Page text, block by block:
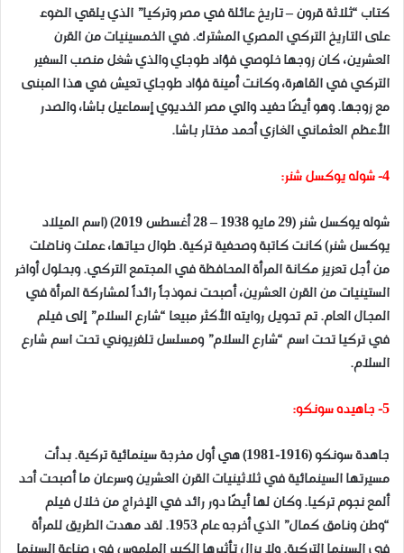
كتاب “ثلاثة قرون – تاريخ عائلة في مصر وتركيا” الذي يلقي الضوء
على التاريخ التركي المصري المشترك. في الخمسينيات من القرن
العشرين، كان زوجها خلوصي فؤاد طوجاي والذي شغل منصب السفير
التركي في القاهرة، وكانت أمينة فؤاد طوجاي تعيش في هذا المبنى
مع زوجها. وهو أيضًا حفيد والي مصر الخديوي إسماعيل باشا، والصدر
الأعظم العثماني الغازي أحمد مختار باشا.
4- شوله يوكسل شنر:
شوله يوكسل شنر (29 مايو 1938 – 28 أغسطس 2019) (اسم الميلاد
يوكسل شنر) كانت كاتبة وصحفية تركية. طوال حياتها، عملت وناضلت
من أجل تعزيز مكانة المرأة المحافظة في المجتمع التركي. وبحلول أواخر
الستينيات من القرن العشرين، أصبحت نموذجاً رائداً لمشاركة المرأة في
المجال العام. تم تحويل روايته الأكثر مبيعا “شارع السلام” إلى فيلم
في تركيا تحت اسم “شارع السلام” ومسلسل تلفزيوني تحت اسم شارع
السلام.
5- جاهيده سونكو:
جاهدة سونكو (1916-1981) هي أول مخرجة سينمائية تركية. بدأت
مسيرتها السينمائية في ثلاثينيات القرن العشرين وسرعان ما أصبحت أحد
ألمع نجوم تركيا. وكان لها أيضًا دور رائد في الإخراج من خلال فيلم
“وطن ونامق كمال” الذي أخرجه عام 1953. لقد مهدت الطريق للمرأة
في السينما التركية. ولا يزال تأثيرها الكبير الملموس في صناعة السينما